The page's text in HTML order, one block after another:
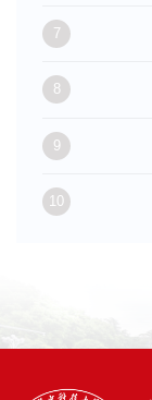
7
8
9
10